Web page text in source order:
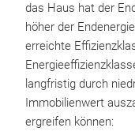
das Haus hat der
höher der
erreichte
langfristig durch
Immobilienwert
ergreifen können: